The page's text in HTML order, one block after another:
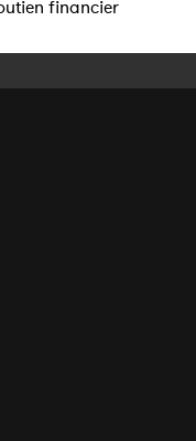
financier